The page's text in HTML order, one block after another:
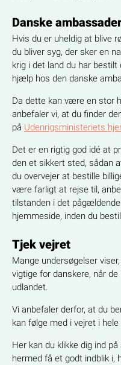
Danske
Hvis du er uheldig at blive
du bliver syg, der sker en
krig i det land du har
hjælp hos den danske
Da dette kan være en stor
anbefaler vi, at du finder
på Udenrigsministeriets
Det er en rigtig god idé at
den et sikkert sted, sådan
du overvejer at bestille
være farligt at rejse til,
tilstanden i det
hjemmeside, inden du
Tjek vejret
Mange undersøgelser
vigtige for danskere, når
udlandet.
Vi anbefaler derfor, at du
kan følge med i vejret i
Her kan du klikke dig ind
hermed få et godt indblik i,